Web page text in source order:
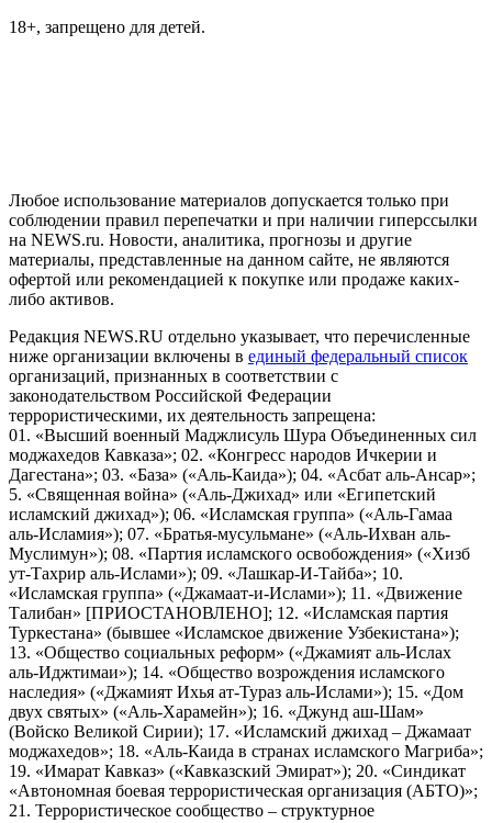
18+, запрещено для детей.
Любое использование материалов допускается только при
соблюдении правил перепечатки и при наличии гиперссылки
на NEWS.ru. Новости, аналитика, прогнозы и другие
материалы, представленные на данном сайте, не являются
офертой или рекомендацией к покупке или продаже каких-
либо активов.
Редакция NEWS.RU отдельно указывает, что перечисленные
ниже организации включены в единый федеральный список
организаций, признанных в соответствии с
законодательством Российской Федерации
террористическими, их деятельность запрещена:
01. «Высший военный Маджлисуль Шура Объединенных сил
моджахедов Кавказа»; 02. «Конгресс народов Ичкерии и
Дагестана»; 03. «База» («Аль-Каида»); 04. «Асбат аль-Ансар»;
5. «Священная война» («Аль-Джихад» или «Египетский
исламский джихад»); 06. «Исламская группа» («Аль-Гамаа
аль-Исламия»); 07. «Братья-мусульмане» («Аль-Ихван аль-
Муслимун»); 08. «Партия исламского освобождения» («Хизб
ут-Тахрир аль-Ислами»); 09. «Лашкар-И-Тайба»; 10.
«Исламская группа» («Джамаат-и-Ислами»); 11. «Движение
Талибан» [ПРИОСТАНОВЛЕНО]; 12. «Исламская партия
Туркестана» (бывшее «Исламское движение Узбекистана»);
13. «Общество социальных реформ» («Джамият аль-Ислах
аль-Иджтимаи»); 14. «Общество возрождения исламского
наследия» («Джамият Ихья ат-Тураз аль-Ислами»); 15. «Дом
двух святых» («Аль-Харамейн»); 16. «Джунд аш-Шам»
(Войско Великой Сирии); 17. «Исламский джихад – Джамаат
моджахедов»; 18. «Аль-Каида в странах исламского Магриба»;
19. «Имарат Кавказ» («Кавказский Эмират»); 20. «Синдикат
«Автономная боевая террористическая организация (АБТО)»;
21. Террористическое сообщество – структурное